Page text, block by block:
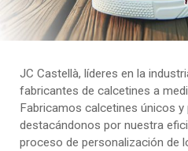
JC Castellà, líderes en la
fabricantes de calcetines a
Fabricamos calcetines únicos y
destacándonos por nuestra
proceso de personalización de